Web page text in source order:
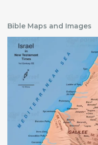
Bible Maps and Images